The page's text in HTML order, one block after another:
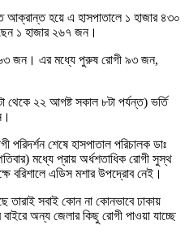
হয়ে এ হাসপাতালে ১ হাজার ৪৩০
১ হাজার ২৬৭ জন।
১৬৩ জন। এর মধ্যে পুরুষ রোগী ৯৩ জন,
থেকে ২২ আগষ্ট সকাল ৮টা পর্যন্ত) ভর্তি
শেষে হাসপাতাল পরিচালক ডাঃ
মধ্যে প্রায় অর্ধশতাধিক রোগী সুস্থ
বরিশালে এডিস মশার উপদ্রোব নেই।
তারাই সবাই কোন না কোনভাবে ঢাকায়
অন্য জেলার কিছু রোগী পাওয়া যাচ্ছে